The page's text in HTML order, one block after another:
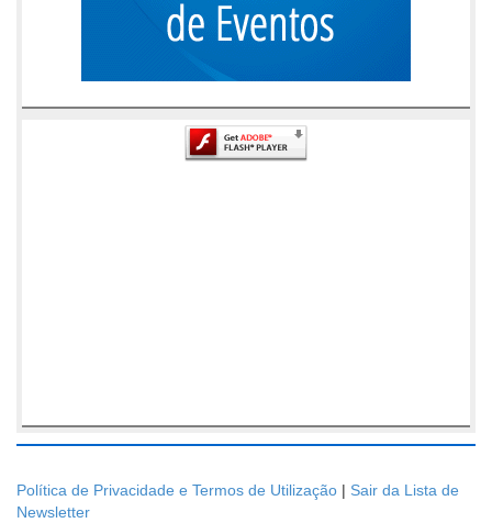
Política de Privacidade e Termos de Utilização | Sair da Lista de
Newsletter